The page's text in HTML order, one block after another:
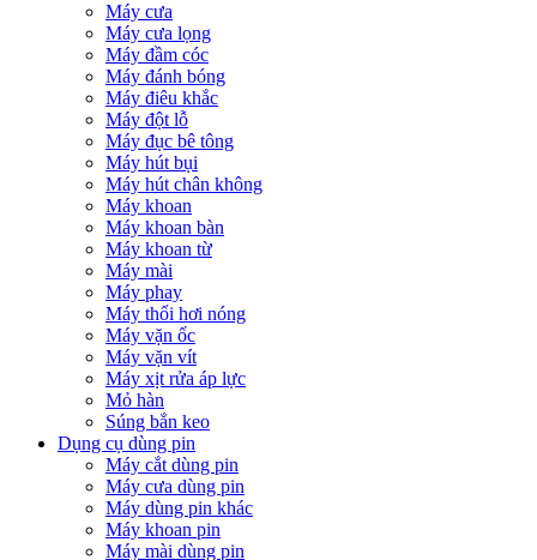
Máy cưa
Máy cưa lọng
Máy đầm cóc
Máy đánh bóng
Máy điêu khắc
Máy đột lỗ
Máy đục bê tông
Máy hút bụi
Máy hút chân không
Máy khoan
Máy khoan bàn
Máy khoan từ
Máy mài
Máy phay
Máy thổi hơi nóng
Máy vặn ốc
Máy vặn vít
Máy xịt rửa áp lực
Mỏ hàn
Súng bắn keo
Dụng cụ dùng pin
Máy cắt dùng pin
Máy cưa dùng pin
Máy dùng pin khác
Máy khoan pin
Máy mài dùng pin